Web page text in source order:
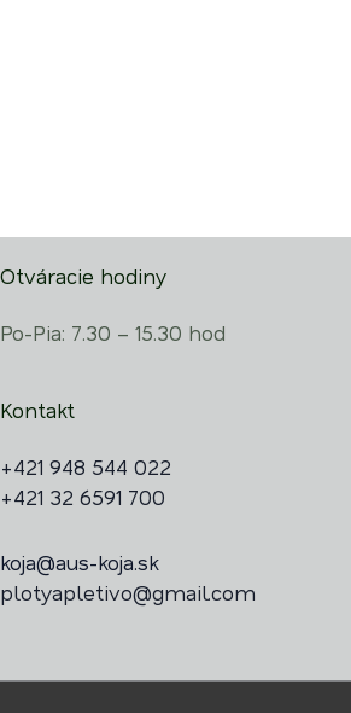
Otváracie hodiny
Po-Pia: 7.30 – 15.30 hod
Kontakt
+421 948 544 022
+421 32 6591 700
koja@aus-koja.sk
plotyapletivo@gmail.com